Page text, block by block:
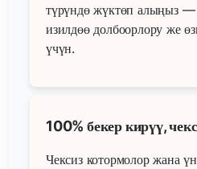
түрүндө жүктөп алыңыз —
изилдөө долбоорлору же
үчүн.
100% бекер кирүү,
Чексиз котормолор жана